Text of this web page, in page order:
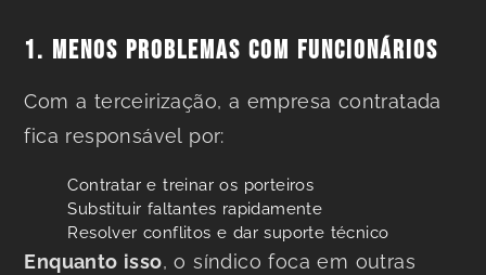
1. MENOS PROBLEMAS COM FUNCIONÁRIOS
Com a terceirização, a empresa contratada
fica responsável por:
Contratar e treinar os porteiros
Substituir faltantes rapidamente
Resolver conflitos e dar suporte técnico
Enquanto isso, o síndico foca em outras